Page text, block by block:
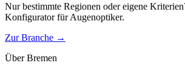
Nur bestimmte Regionen oder eigene
Konfigurator fürAugenoptiker.
Zur Branche →
ÜberBremen